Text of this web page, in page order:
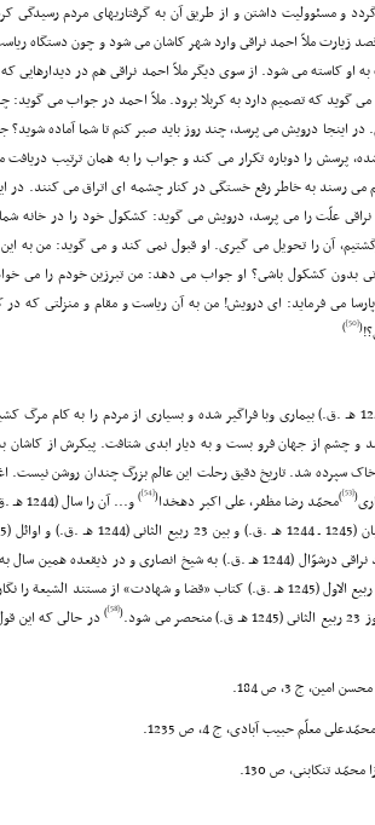
و مسئوولیت داشتن و از طریق آن به گرفتاریهاى مردم رسیدگى
زیارت ملاّ احمد نراقى وارد شهر کاشان مى شود و چون دستگاه
او کاسته مى شود. از سوى دیگر ملاّ احمد نراقى هم در
گوید که تصمیم دارد به کربلا برود. ملاّ احمد در جواب مى
در اینجا درویش مى پرسد، چند روز باید صبر کنم تا شما آماده
پرسش را دوباره تکرار مى کند و جواب را به همان ترتیب دریافت
رسند به خاطر رفع خستگى در کنار چشمه اى اتراق مى کنند. در
علّت را مى پرسد، درویش مى گوید: کشکول خود را در خانه
آن را تحویل مى گیرى. او قبول نمى کند و مى گوید: من به
بدون کشکول باشى؟ او جواب مى دهد: من تبرزین خودم را مى
مى فرماید: اى درویش! من به آن ریاست و مقام و منزلتى که در
(
[50]
)
در سالهاى (1245 و 1244 هـ .ق.) بیمارى وبا فراگیر شده و بسیارى از مردم را به
شد و چشم از جهان فرو بست و به دیار ابدى شتافت. پیکرش از
سپرده شد. تاریخ دقیق رحلت این عالم بزرگ چندان روشن نیست.
(
[53]
)محمّد رضا مظفر، على اکبر دهخدا(
[54]
)و... آن را سال (1244 هـ .ق.) نوشتند، برخى هم مثل: سیّد محسن امین
توجّه به اینکه ملاّ احمد نراقى درشوّال (1244 هـ .ق.) به شیخ انصارى
الشیعة را نگارش کرده است.
(
[58]
)در حالى که این
امین، ج 3، ص 184.
معلّم حبیب آبادى، ج 4، ص 1235.
تنکابنى، ص 130.